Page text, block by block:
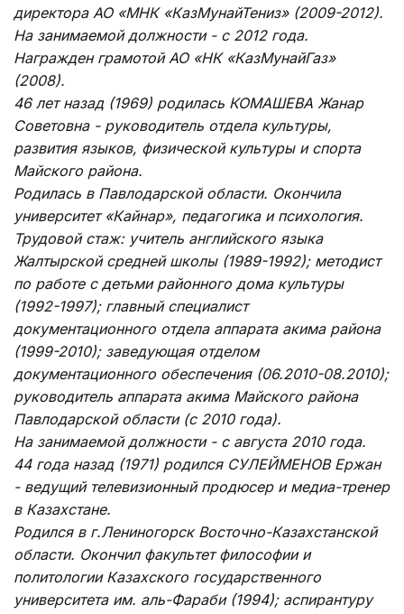
директора АО «МНК «КазМунайТениз» (2009-2012).
На занимаемой должности - с 2012 года.
Награжден грамотой АО «НК «КазМунайГаз»
(2008).
46 лет назад (1969) родилась КОМАШЕВА Жанар
Советовна - руководитель отдела культуры,
развития языков, физической культуры и спорта
Майского района.
Родилась в Павлодарской области. Окончила
университет «Кайнар», педагогика и психология.
Трудовой стаж: учитель английского языка
Жалтырской средней школы (1989-1992); методист
по работе с детьми районного дома культуры
(1992-1997); главный специалист
документационного отдела аппарата акима района
(1999-2010); заведующая отделом
документационного обеспечения (06.2010-08.2010);
руководитель аппарата акима Майского района
Павлодарской области (с 2010 года).
На занимаемой должности - с августа 2010 года.
44 года назад (1971) родился СУЛЕЙМЕНОВ Ержан
- ведущий телевизионный продюсер и медиа-тренер
в Казахстане.
Родился в г.Лениногорск Восточно-Казахстанской
области. Окончил факультет философии и
политологии Казахского государственного
университета им. аль-Фараби (1994); аспирантуру